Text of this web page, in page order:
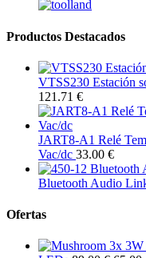
Productos Destacados
VTSS230 Estación
121.71 €
JART8-A1 Relé
Vac/dc 33.00 €
Bluetooth Audio
Ofertas